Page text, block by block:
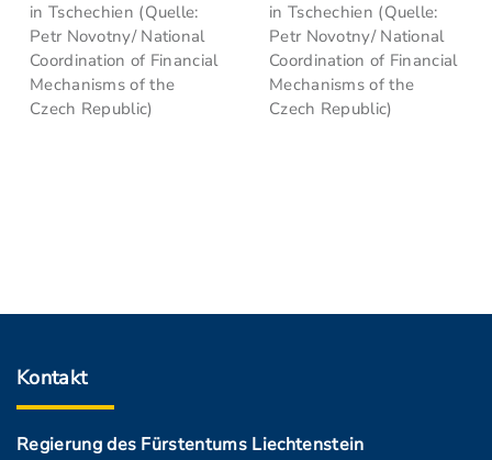
in Tschechien (Quelle:
Petr Novotny/ National
Coordination of Financial
Mechanisms of the
Czech Republic)
in Tschechien (Quelle:
Petr Novotny/ National
Coordination of Financial
Mechanisms of the
Czech Republic)
Kontakt
Regierung des Fürstentums Liechtenstein